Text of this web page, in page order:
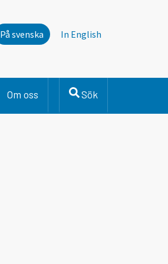
På svenska In English
Om oss Sök